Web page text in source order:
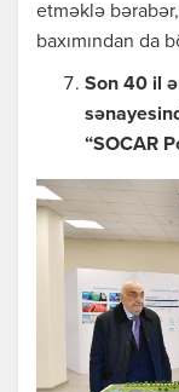
etməklə
baxımından da
Son 40 il
“SOCAR